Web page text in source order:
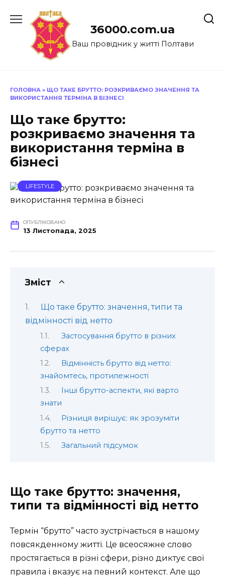
до
36000.com.ua
Ваш провідник у житті Полтави
ГОЛОВНА » ЩО ТАКЕ БРУТТО: РОЗКРИВАЄМО ЗНАЧЕННЯ ТА
ВИКОРИСТАННЯ ТЕРМІНА В БІЗНЕСІ
Що таке брутто:
розкриваємо значення та
використання терміна в
бізнесі
LIFESTYLE
ОПУБЛІКОВАНО
13 Листопада, 2025
Зміст
Що таке брутто: значення, типи та
відмінності від нетто
Застосування брутто в різних
сферах
Відмінність брутто від нетто:
знайомтесь, протилежності
Інші брутто-аспекти, які варто
знати
Різниця вирішує: як зрозуміти
брутто та нетто
Загальний підсумок
Що таке брутто: значення,
типи та відмінності від нетто
Термін “брутто” часто зустрічається в нашому
повсякденному житті. Це всеосяжне слово
простягається в різні сфери, різно диктує свої
правила і вказує на певний контекст. Але що